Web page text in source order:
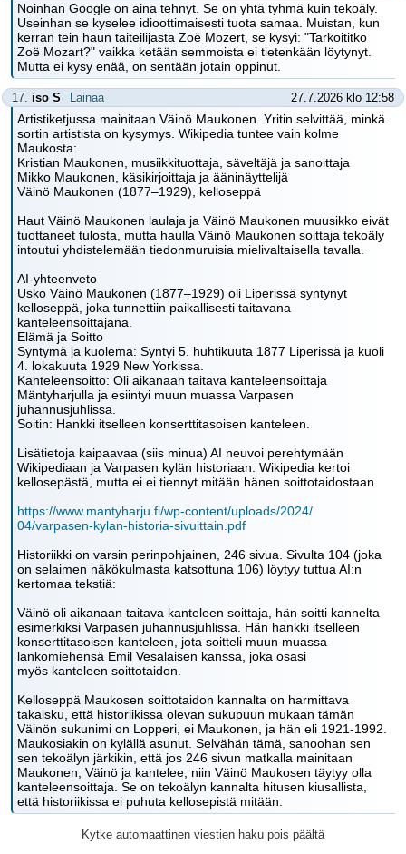
Noinhan Google on aina tehnyt. Se on yhtä tyhmä kuin tekoäly.
Useinhan se kyselee idioottimaisesti tuota samaa. Muistan, kun
kerran tein haun taiteilijasta Zoë Mozert, se kysyi: "Tarkoititko
Zoë Mozart?" vaikka ketään semmoista ei tietenkään löytynyt.
Mutta ei kysy enää, on sentään jotain oppinut.
17. iso S Lainaa 27.7.2026 klo 12:58
Artistiketjussa mainitaan Väinö Maukonen. Yritin selvittää, minkä
sortin artistista on kysymys. Wikipedia tuntee vain kolme
Maukosta:
Kristian Maukonen, musiikkituottaja, säveltäjä ja sanoittaja
Mikko Maukonen, käsikirjoittaja ja ääninäyttelijä
Väinö Maukonen (1877–1929), kelloseppä
Haut Väinö Maukonen laulaja ja Väinö Maukonen muusikko eivät
tuottaneet tulosta, mutta haulla Väinö Maukonen soittaja tekoäly
intoutui yhdistelemään tiedonmuruisia mielivaltaisella tavalla.
AI-yhteenveto
Usko Väinö Maukonen (1877–1929) oli Liperissä syntynyt
kelloseppä, joka tunnettiin paikallisesti taitavana
kanteleensoittajana.
Elämä ja Soitto
Syntymä ja kuolema: Syntyi 5. huhtikuuta 1877 Liperissä ja kuoli
4. lokakuuta 1929 New Yorkissa.
Kanteleensoitto: Oli aikanaan taitava kanteleensoittaja
Mäntyharjulla ja esiintyi muun muassa Varpasen
juhannusjuhlissa.
Soitin: Hankki itselleen konserttitasoisen kanteleen.
Lisätietoja kaipaavaa (siis minua) AI neuvoi perehtymään
Wikipediaan ja Varpasen kylän historiaan. Wikipedia kertoi
kellosepästä, mutta ei ei tiennyt mitään hänen soittotaidostaan.
https://www.mantyharju.fi/wp-content/uploads/2024/
04/varpasen-kylan-historia-sivuittain.pdf
Historiikki on varsin perinpohjainen, 246 sivua. Sivulta 104 (joka
on selaimen näkökulmasta katsottuna 106) löytyy tuttua AI:n
kertomaa tekstiä:
Väinö oli aikanaan taitava kanteleen soittaja, hän soitti kannelta
esimerkiksi Varpasen juhannusjuhlissa. Hän hankki itselleen
konserttitasoisen kanteleen, jota soitteli muun muassa
lankomiehensä Emil Vesalaisen kanssa, joka osasi
myös kanteleen soittotaidon.
Kelloseppä Maukosen soittotaidon kannalta on harmittava
takaisku, että historiikissa olevan sukupuun mukaan tämän
Väinön sukunimi on Lopperi, ei Maukonen, ja hän eli 1921-1992.
Maukosiakin on kylällä asunut. Selvähän tämä, sanoohan sen
sen tekoälyn järkikin, että jos 246 sivun matkalla mainitaan
Maukonen, Väinö ja kantelee, niin Väinö Maukosen täytyy olla
kanteleensoittaja. Se on tekoälyn kannalta hitusen kiusallista,
että historiikissa ei puhuta kellosepistä mitään.
Kytke automaattinen viestien haku pois päältä